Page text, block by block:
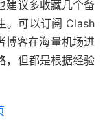
建议多收藏几个备
。可以订阅 Clash
博客在海量机场进
，但都是根据经验